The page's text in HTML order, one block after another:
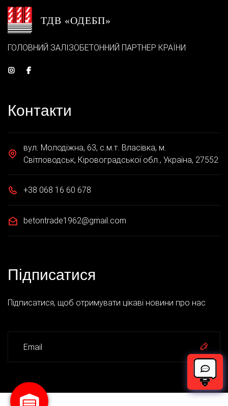
ТДВ «ОДЕБП»
ГОЛОВНИЙ ЗАЛІЗОБЕТОННИЙ ПАРТНЕР КРАЇНИ
Контакти
вул. Молодіжна, 63, с.м.т. Власівка, м.
Світловодськ, Кіровоградської обл., Україна, 27552
+38 068 16 60 678
betontrade1962@gmail.com
Підписатися
Підписатися, щоб отримувати цікаві новини про нас